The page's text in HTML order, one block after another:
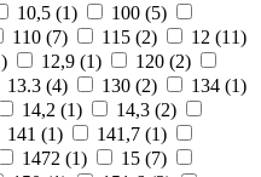
10,5 (1) 100 (5)
110 (7) 115 (2) 12 (11)
) 12,9 (1) 120 (2)
13.3 (4) 130 (2) 134 (1)
14,2 (1) 14,3 (2)
141 (1) 141,7 (1)
1472 (1) 15 (7)